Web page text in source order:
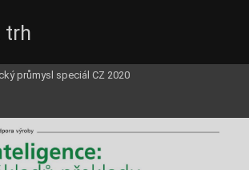
trh
průmysl speciál CZ 2020